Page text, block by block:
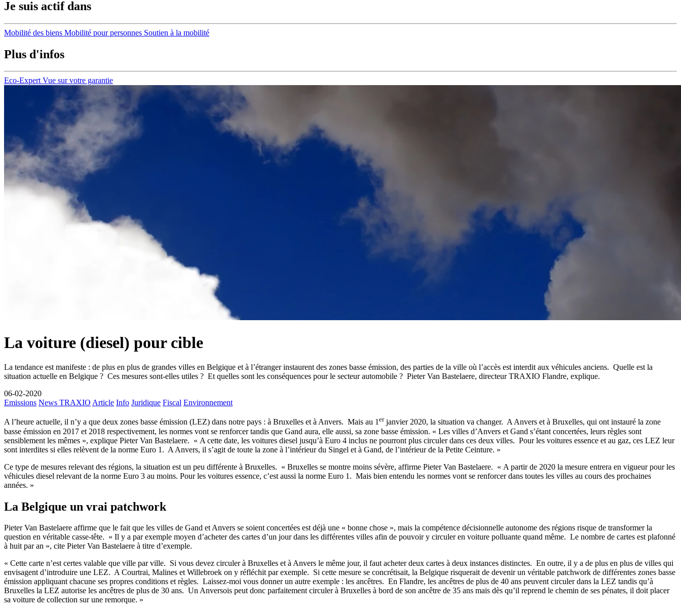
Je suis actif dans
Mobilité des biens Mobilité pour personnes Soutien à la mobilité
Plus d'infos
Eco-Expert Vue sur votre garantie
La voiture (diesel) pour cible
La tendance est manifeste : de plus en plus de grandes villes en Belgique et à l’étranger instaurent des zones basse émission, des parties de la ville où l’accès est interdit aux véhicules anciens. Quelle est la
situation actuelle en Belgique ? Ces mesures sont-elles utiles ? Et quelles sont les conséquences pour le secteur automobile ? Pieter Van Bastelaere, directeur TRAXIO Flandre, explique.
06-02-2020
Emissions News TRAXIO Article Info Juridique Fiscal Environnement
A l’heure actuelle, il n’y a que deux zones basse émission (LEZ) dans notre pays : à Bruxelles et à Anvers. Mais au 1erjanvier 2020, la situation va changer. A Anvers et à Bruxelles, qui ont instauré la zone
basse émission en 2017 et 2018 respectivement, les normes vont se renforcer tandis que Gand aura, elle aussi, sa zone basse émission. « Les villes d’Anvers et Gand s’étant concertées, leurs règles sont
sensiblement les mêmes », explique Pieter Van Bastelaere. « A cette date, les voitures diesel jusqu’à Euro 4 inclus ne pourront plus circuler dans ces deux villes. Pour les voitures essence et au gaz, ces LEZ leur
sont interdites si elles relèvent de la norme Euro 1. A Anvers, il s’agit de toute la zone à l’intérieur du Singel et à Gand, de l’intérieur de la Petite Ceinture. »
Ce type de mesures relevant des régions, la situation est un peu différente à Bruxelles. « Bruxelles se montre moins sévère, affirme Pieter Van Bastelaere. « A partir de 2020 la mesure entrera en vigueur pour les
véhicules diesel relevant de la norme Euro 3 au moins. Pour les voitures essence, c’est aussi la norme Euro 1. Mais bien entendu les normes vont se renforcer dans toutes les villes au cours des prochaines
années. »
La Belgique un vrai patchwork
Pieter Van Bastelaere affirme que le fait que les villes de Gand et Anvers se soient concertées est déjà une « bonne chose », mais la compétence décisionnelle autonome des régions risque de transformer la
question en véritable casse-tête. « Il y a par exemple moyen d’acheter des cartes d’un jour dans les différentes villes afin de pouvoir y circuler en voiture polluante quand même. Le nombre de cartes est plafonné
à huit par an », cite Pieter Van Bastelaere à titre d’exemple.
« Cette carte n’est certes valable que ville par ville. Si vous devez circuler à Bruxelles et à Anvers le même jour, il faut acheter deux cartes à deux instances distinctes. En outre, il y a de plus en plus de villes qui
envisagent d’introduire une LEZ. A Courtrai, Malines et Willebroek on y réfléchit par exemple. Si cette mesure se concrétisait, la Belgique risquerait de devenir un véritable patchwork de différentes zones basse
émission appliquant chacune ses propres conditions et règles. Laissez-moi vous donner un autre exemple : les ancêtres. En Flandre, les ancêtres de plus de 40 ans peuvent circuler dans la LEZ tandis qu’à
Bruxelles la LEZ autorise les ancêtres de plus de 30 ans. Un Anversois peut donc parfaitement circuler à Bruxelles à bord de son ancêtre de 35 ans mais dès qu’il reprend le chemin de ses pénates, il doit placer
sa voiture de collection sur une remorque. »